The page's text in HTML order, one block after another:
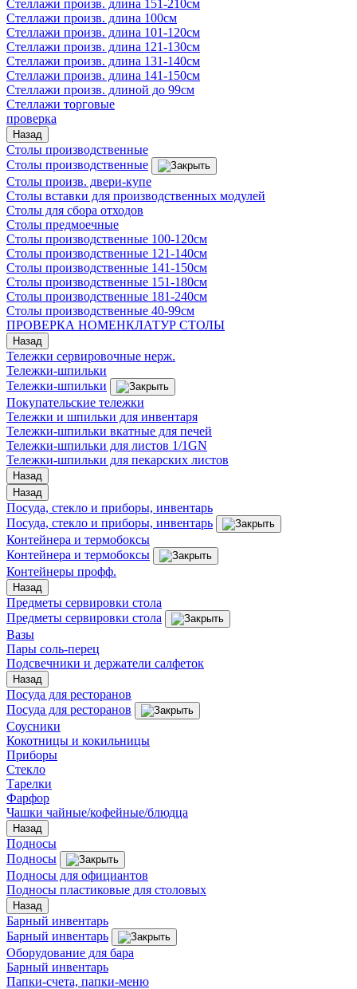
Стеллажи произв. длина 151-210см
Стеллажи произв. длина 100см
Стеллажи произв. длина 101-120см
Стеллажи произв. длина 121-130см
Стеллажи произв. длина 131-140см
Стеллажи произв. длина 141-150см
Стеллажи произв. длиной до 99см
Стеллажи торговые
проверка
Назад
Столы производственные
Столы производственные
Столы произв. двери-купе
Столы вставки для производственных модулей
Столы для сбора отходов
Столы предмоечные
Столы производственные 100-120см
Столы производственные 121-140см
Столы производственные 141-150см
Столы производственные 151-180см
Столы производственные 181-240см
Столы производственные 40-99см
ПРОВЕРКА НОМЕНКЛАТУР СТОЛЫ
Назад
Тележки сервировочные нерж.
Тележки-шпильки
Тележки-шпильки
Покупательские тележки
Тележки и шпильки для инвентаря
Тележки-шпильки вкатные для печей
Тележки-шпильки для листов 1/1GN
Тележки-шпильки для пекарских листов
Назад
Назад
Посуда, стекло и приборы, инвентарь
Посуда, стекло и приборы, инвентарь
Контейнера и термобоксы
Контейнера и термобоксы
Контейнеры профф.
Назад
Предметы сервировки стола
Предметы сервировки стола
Вазы
Пары соль-перец
Подсвечники и держатели салфеток
Назад
Посуда для ресторанов
Посуда для ресторанов
Соусники
Кокотницы и кокильницы
Приборы
Стекло
Тарелки
Фарфор
Чашки чайные/кофейные/блюдца
Назад
Подносы
Подносы
Подносы для официантов
Подносы пластиковые для столовых
Назад
Барный инвентарь
Барный инвентарь
Оборудование для бара
Барный инвентарь
Папки-счета, папки-меню